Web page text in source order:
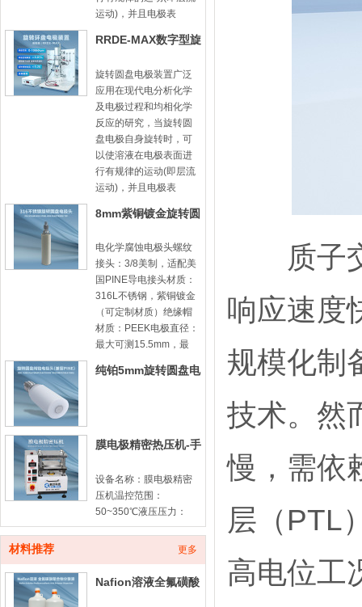
运动)，并且电极表
RRDE-MAX数字型旋
旋转圆盘电极装置广泛
应用在现代电分析化学
及电极过程和均相化学
反应的研究，当旋转圆
盘电极自身旋转时，可
以使溶液在电极表面进
行有规律的运动(即层流
运动)，并且电极表
8mm紫铜镀金旋转圆
电化学腐蚀电极头螺纹
接头：3/8美制，适配美
国PINE导电接头材质：
316L不锈钢，紫铜镀金
（可定制材质）绝缘帽
材质：PEEK电极直径：
最大可测15.5mm，最
纯铂5mm旋转圆盘电
膜电极精密热压机-手
设备名称：膜电极精密
压机温控范围：
50~350℃液压压力：
10ton计时器：100min
子交换膜（PEM）与两
材料推荐 更多
Nafion溶液全氟磺酸
质子交
响应速度
规模化制
技术。然
慢，需依
层（PTL
高电位工